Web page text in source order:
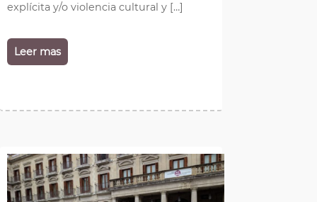
explícita y/o violencia cultural y […]
Leer mas